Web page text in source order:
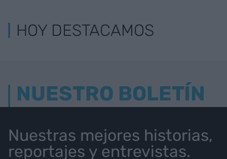
HOY DESTACAMOS
NUESTRO BOLETÍN
Nuestras mejores historias,
reportajes y entrevistas.